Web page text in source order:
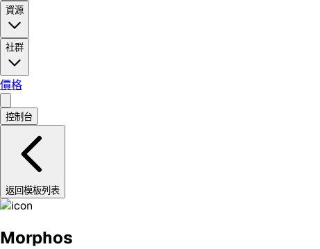
資源
社群
價格
控制台
返回模板列表
Morphos